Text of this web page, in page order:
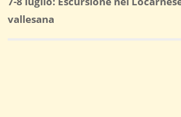
successivo:
vallesana